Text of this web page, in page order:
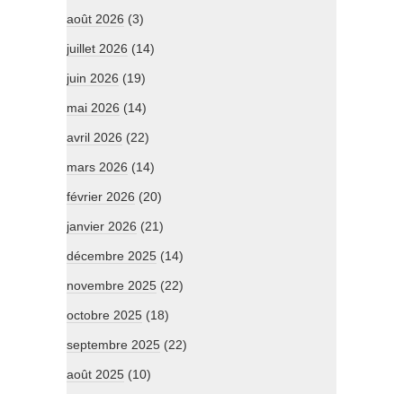
août 2026 (3)
juillet 2026 (14)
juin 2026 (19)
mai 2026 (14)
avril 2026 (22)
mars 2026 (14)
février 2026 (20)
janvier 2026 (21)
décembre 2025 (14)
novembre 2025 (22)
octobre 2025 (18)
septembre 2025 (22)
août 2025 (10)